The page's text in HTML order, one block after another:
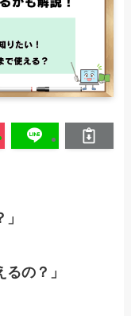
の？」